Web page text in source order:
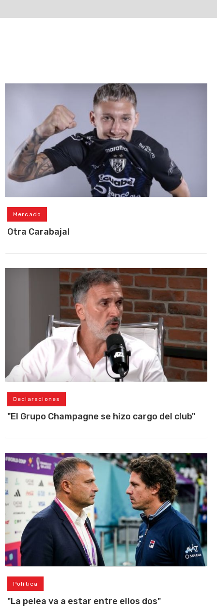
Mercado
Otra Carabajal
Declaraciones
"El Grupo Champagne se hizo cargo del club"
Política
"La pelea va a estar entre ellos dos"